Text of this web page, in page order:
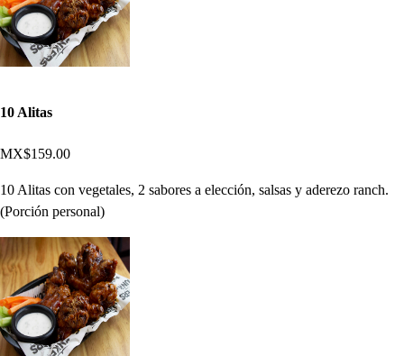
10 Alitas
MX$159.00
10 Alitas con vegetales, 2 sabores a elección, salsas y aderezo ranch.
(Porción personal)